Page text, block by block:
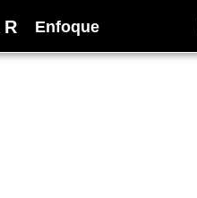
R Enfoque